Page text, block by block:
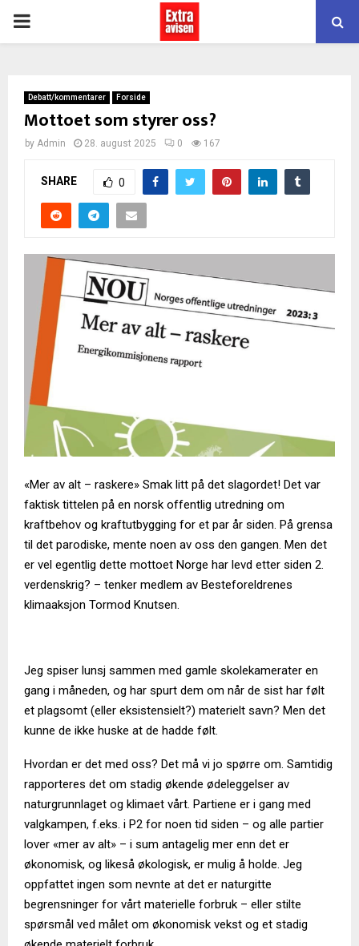
PRIMARY
Debatt/kommentarer Forside
Mottoet som styrer oss?
by Admin 28. august 2025 0 167
SHARE 0
«Mer av alt – raskere» Smak litt på det slagordet! Det var
faktisk tittelen på en norsk offentlig utredning om
kraftbehov og kraftutbygging for et par år siden. På grensa
til det parodiske, mente noen av oss den gangen. Men det
er vel egentlig dette mottoet Norge har levd etter siden 2.
verdenskrig? – tenker medlem av Besteforeldrenes
klimaaksjon Tormod Knutsen.
Jeg spiser lunsj sammen med gamle skolekamerater en
gang i måneden, og har spurt dem om når de sist har følt
et plagsomt (eller eksistensielt?) materielt savn? Men det
kunne de ikke huske at de hadde følt.
Hvordan er det med oss? Det må vi jo spørre om. Samtidig
rapporteres det om stadig økende ødeleggelser av
naturgrunnlaget og klimaet vårt. Partiene er i gang med
valgkampen, f.eks. i P2 for noen tid siden – og alle partier
lover «mer av alt» – i sum antagelig mer enn det er
økonomisk, og likeså økologisk, er mulig å holde. Jeg
oppfattet ingen som nevnte at det er naturgitte
begrensninger for vårt materielle forbruk – eller stilte
spørsmål ved målet om økonomisk vekst og et stadig